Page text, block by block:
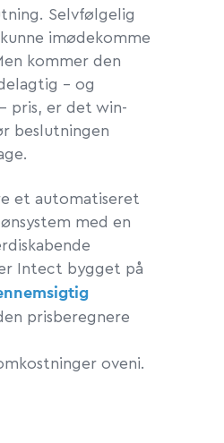
Selvfølgelig
imødekomme
kommer den
– og
pris, er det win-
beslutningen
tage.
et automatiseret
med en
Intect bygget på
prisberegnere
oveni.